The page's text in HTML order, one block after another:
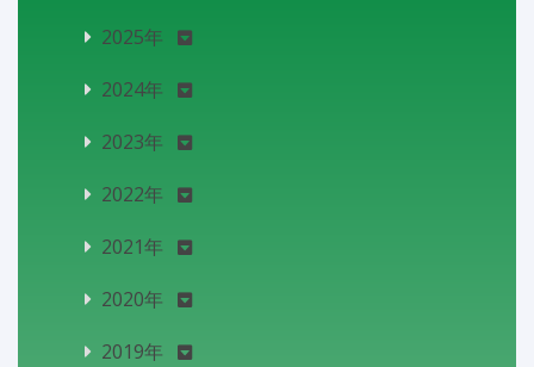
2025年
2024年
2023年
2022年
2021年
2020年
2019年